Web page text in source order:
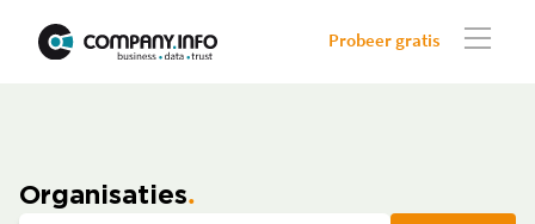
Probeer gratis
Organisaties